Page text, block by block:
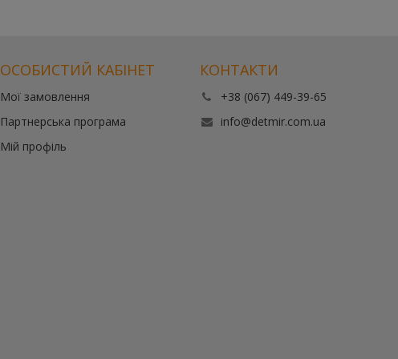
ОСОБИСТИЙ КАБІНЕТ
Мої замовлення
Партнерська програма
Мій профіль
КОНТАКТИ
+38 (067) 449-39-65
info@detmir.com.ua